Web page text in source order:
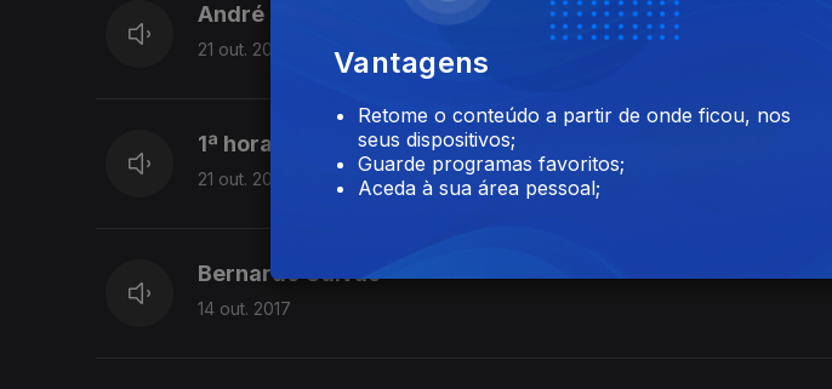
André Barros
21 out. 2017
1ª hora
21 out. 2017
Bernardo Gaivão
14 out. 2017
Vantagens
Retome o conteúdo a partir de onde ficou, nos
seus dispositivos;
Guarde programas favoritos;
Aceda à sua área pessoal;